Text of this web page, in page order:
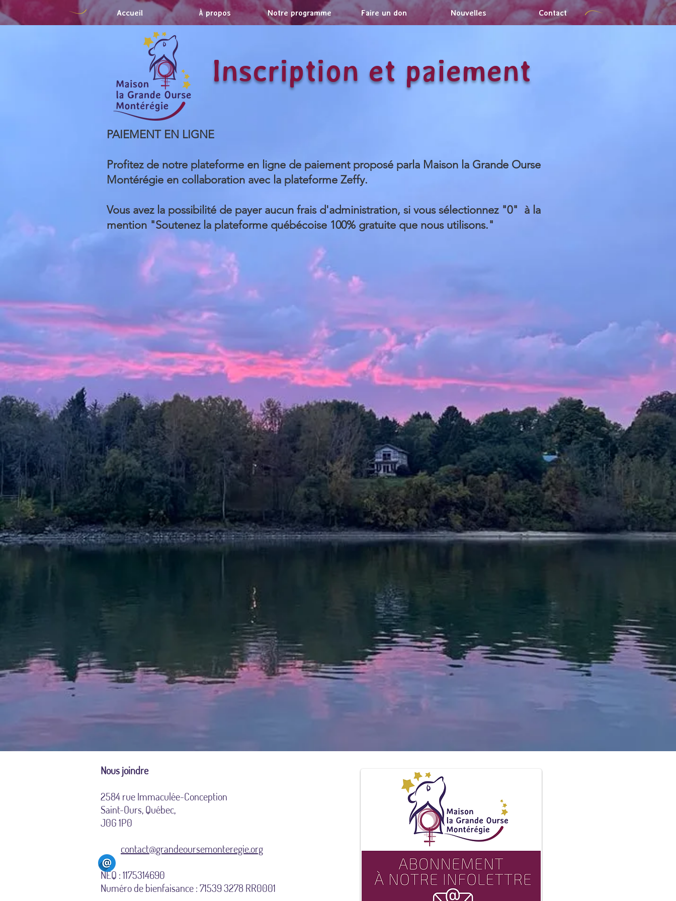
Accueil À propos Notre programme Faire un don Nouvelles Contact
Inscription et paiement
PAIEMENT EN LIGNE
Profitez de notre plateforme en ligne de paiement proposé parla Maison la Grande Ourse
Montérégie en collaboration avec la plateforme Zeffy.
Vous avez la possibilité de payer aucun frais d'administration, si vous sélectionnez "0" à la
mention "Soutenez la plateforme québécoise 100% gratuite que nous utilisons."
Nous joindre
2584 rue Immaculée-Conception
Saint-Ours, Québec,
J0G 1P0
contact@grandeoursemonteregie.org
NEQ : 1175314690
Numéro de bienfaisance : 71539 3278 RR0001